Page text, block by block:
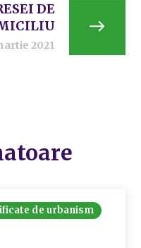
DE
2021
de urbanism